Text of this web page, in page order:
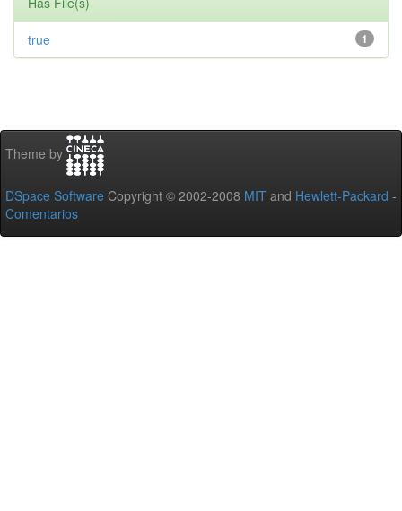
1
true
Theme by
DSpace Software Copyright © 2002-2008 MIT and Hewlett-Packard -
Comentarios